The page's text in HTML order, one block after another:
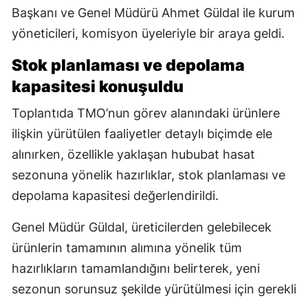
Başkanı ve Genel Müdürü Ahmet Güldal ile kurum
yöneticileri, komisyon üyeleriyle bir araya geldi.
Stok planlaması ve depolama
kapasitesi konuşuldu
Toplantıda TMO’nun görev alanındaki ürünlere
ilişkin yürütülen faaliyetler detaylı biçimde ele
alınırken, özellikle yaklaşan hububat hasat
sezonuna yönelik hazırlıklar, stok planlaması ve
depolama kapasitesi değerlendirildi.
Genel Müdür Güldal, üreticilerden gelebilecek
ürünlerin tamamının alımına yönelik tüm
hazırlıkların tamamlandığını belirterek, yeni
sezonun sorunsuz şekilde yürütülmesi için gerekli